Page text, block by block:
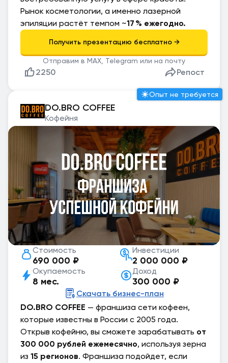
Рынок косметологии, а именно лазерной
эпиляции растёт темпом ~17 % ежегодно.
Отправим в MAX, Telegram или на почту
Репост
2250
DO.BRO COFFEE
Кофейня
Стоимость
690 000 ₽
Инвестиции
2 000 000 ₽
Окупаемость
8 мес.
Доход
300 000 ₽
DO.BRO COFFEE — франшиза сети кофеен,
которые известны в России с 2005 года.
Открыв кофейню, вы сможете зарабатывать от
300 000 рублей ежемесячно, используя зерна
из 15 регионов. Франшиза подойдет, если
Скачать бизнес-план
Опыт не требуется